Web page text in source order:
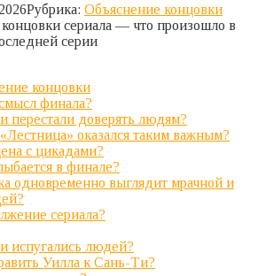
Рубрика: Объяснение концовки
концовки
финала?
перестали доверять людям?
оказался таким важным?
с цикадами?
в финале?
одновременно выглядит мрачной и
сериала?
испугались людей?
Уилла к Сань-Ти?